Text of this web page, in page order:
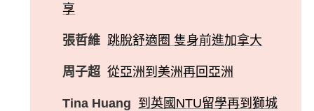
享
張哲維 跳脫舒適圈 隻身前進加拿大
周子超 從亞洲到美洲再回亞洲
Tina Huang 到英國NTU留學再到獅城